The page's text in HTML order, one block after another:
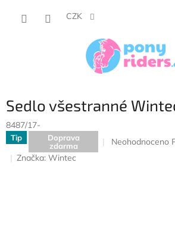
CZK
Sedlo všestranné
8487/17-
Tip
Doprava
zdarma
Průměrné
Neohodnoceno
Značka: Wintec